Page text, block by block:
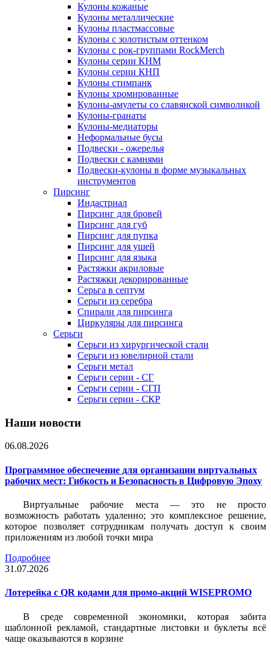
Кулоны кожаные
Кулоны металлические
Кулоны пластмассовые
Кулоны с золотистым оттенком
Кулоны с рок-группами RockMerch
Кулоны серии КНМ
Кулоны серии КНП
Кулоны стимпанк
Кулоны хромированные
Кулоны-амулеты со славянской символикой
Кулоны-гранаты
Кулоны-медиаторы
Неформальные бусы
Подвески - ожерелья
Подвески с камнями
Подвески-кулоны в форме музыкальных
инструментов
Пирсинг
Индастриал
Пирсинг для бровей
Пирсинг для губ
Пирсинг для пупка
Пирсинг для ушей
Пирсинг для языка
Растяжки акриловые
Растяжки декорированные
Серьга в септум
Серьги из серебра
Спирали для пирсинга
Циркуляры для пирсинга
Серьги
Серьги из хирургической стали
Серьги из ювелирной стали
Серьги метал
Серьги серии - СГ
Серьги серии - СГП
Серьги серии - СКР
Наши новости
06.08.2026
Программное обеспечение для организации виртуальных
рабочих мест: Гибкость и Безопасность в Цифровую Эпоху
Виртуальные рабочие места — это не просто
возможность работать удаленно; это комплексное решение,
которое позволяет сотрудникам получать доступ к своим
приложениям из любой точки мира
Подробнее
31.07.2026
Лотерейка c QR кодами для промо-акций WISEPROMO
В среде современной экономики, которая забита
шаблонной рекламой, стандартные листовки и буклеты всё
чаще оказываются в корзине